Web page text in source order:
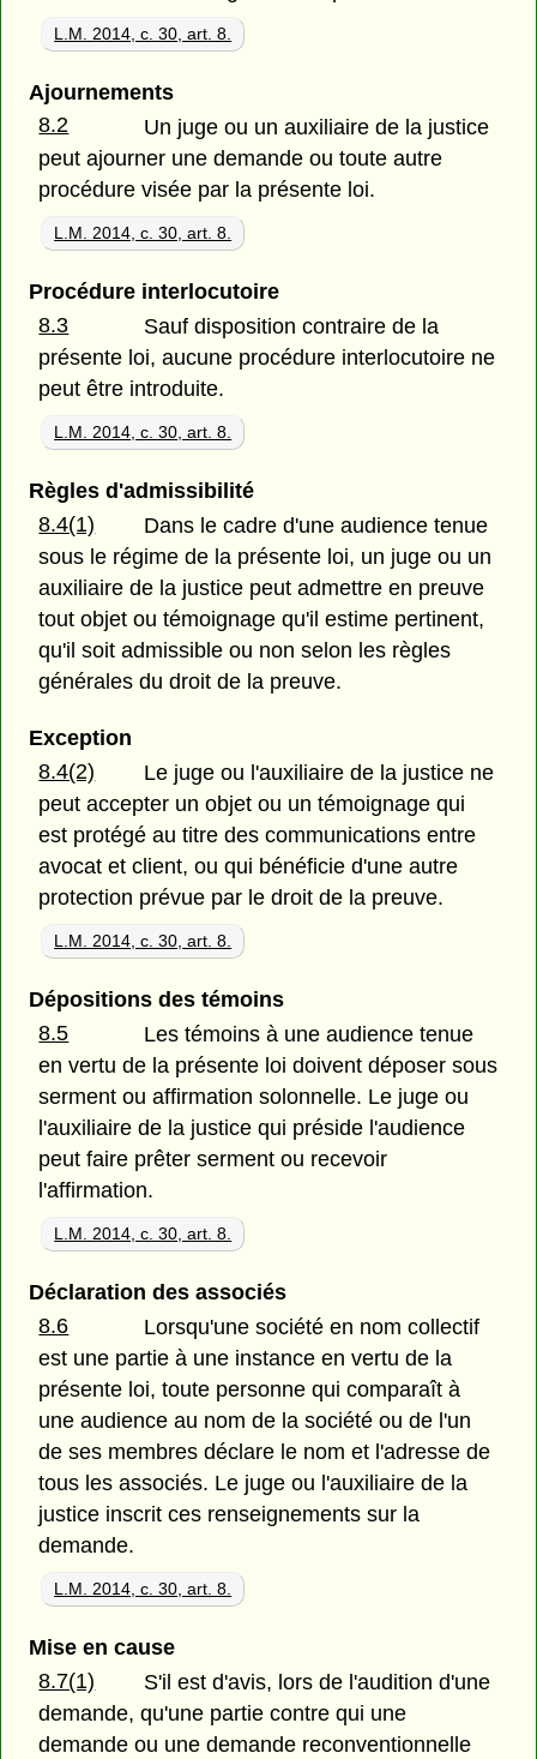
L.M. 2014, c. 30, art. 8.
Ajournements
8.2
Un juge ou un auxiliaire de la justice
peut ajourner une demande ou toute autre
procédure visée par la présente loi.
L.M. 2014, c. 30, art. 8.
Procédure interlocutoire
8.3
Sauf disposition contraire de la
présente loi, aucune procédure interlocutoire ne
peut être introduite.
L.M. 2014, c. 30, art. 8.
Règles d'admissibilité
8.4(1)
Dans le cadre d'une audience tenue
sous le régime de la présente loi, un juge ou un
auxiliaire de la justice peut admettre en preuve
tout objet ou témoignage qu'il estime pertinent,
qu'il soit admissible ou non selon les règles
générales du droit de la preuve.
Exception
8.4(2)
Le juge ou l'auxiliaire de la justice ne
peut accepter un objet ou un témoignage qui
est protégé au titre des communications entre
avocat et client, ou qui bénéficie d'une autre
protection prévue par le droit de la preuve.
L.M. 2014, c. 30, art. 8.
Dépositions des témoins
8.5
Les témoins à une audience tenue
en vertu de la présente loi doivent déposer sous
serment ou affirmation solonnelle. Le juge ou
l'auxiliaire de la justice qui préside l'audience
peut faire prêter serment ou recevoir
l'affirmation.
L.M. 2014, c. 30, art. 8.
Déclaration des associés
8.6
Lorsqu'une société en nom collectif
est une partie à une instance en vertu de la
présente loi, toute personne qui comparaît à
une audience au nom de la société ou de l'un
de ses membres déclare le nom et l'adresse de
tous les associés. Le juge ou l'auxiliaire de la
justice inscrit ces renseignements sur la
demande.
L.M. 2014, c. 30, art. 8.
Mise en cause
8.7(1)
S'il est d'avis, lors de l'audition d'une
demande, qu'une partie contre qui une
demande ou une demande reconventionnelle